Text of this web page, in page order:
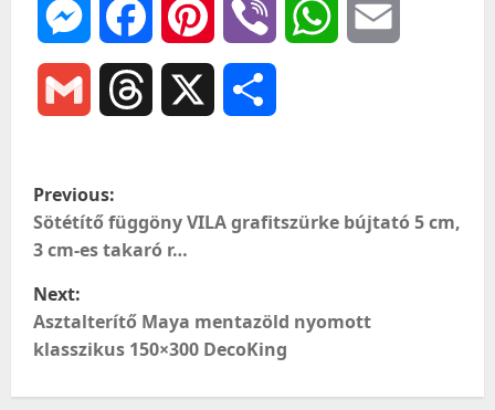
MessengerFacebookPinterest Viber WhatsApp
Gmail Threads
P
o
s
t
Previous:
Sötétítő függöny VILA grafitszürke bújtató 5 cm,
3 cm-es takaró r…
Next:
Asztalterítő Maya mentazöld nyomott
klasszikus 150×300 DecoKing